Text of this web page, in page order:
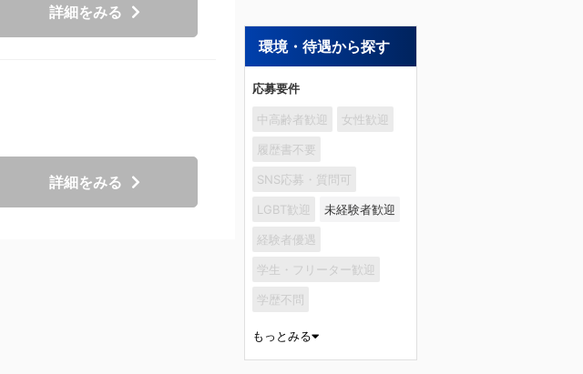
詳細をみる
詳細をみる
環境・待遇から探す
応募要件
中高齢者歓迎 女性歓迎
履歴書不要
SNS応募・質問可
LGBT歓迎 未経験者歓迎
経験者優遇
学生・フリーター歓迎
学歴不問
もっとみる